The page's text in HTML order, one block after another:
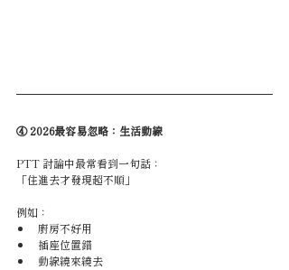
④ 2026最容易忽略：生活動線
PTT 討論中最常看到一句話：
「住進去才發現超不順」
例如：
廚房不好用
插座位置錯
動線繞來繞去